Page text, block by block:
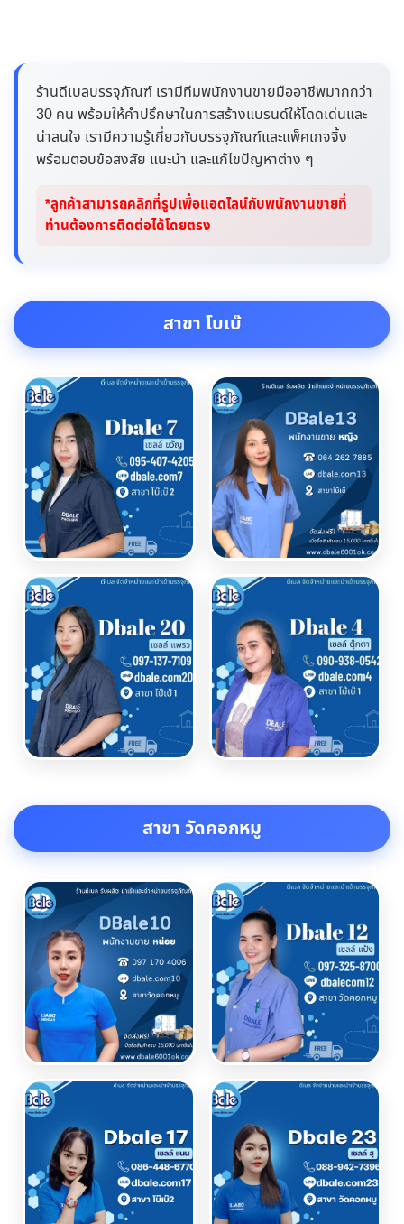
ร้านดีเบลบรรจุภัณฑ์ เรามีทีมพนักงานขายมืออาชีพมากกว่า
30 คน พร้อมให้คำปรึกษาในการสร้างแบรนด์ให้โดดเด่นและ
น่าสนใจ เรามีความรู้เกี่ยวกับบรรจุภัณฑ์และแพ็คเกจจิ้ง
พร้อมตอบข้อสงสัย แนะนำ และแก้ไขปัญหาต่าง ๆ
*ลูกค้าสามารถคลิกที่รูปเพื่อแอดไลน์กับพนักงานขายที่
ท่านต้องการติดต่อได้โดยตรง
สาขา โบเบ๊
สาขา วัดคอกหมู